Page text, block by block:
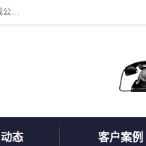
周口中为交通设施工程有限公司是一家洛阳道路划线公司、郑州道路划线公司、平顶山道路车位划线公司、开封车位划线公司、许昌道路车位划线公司、漯河道路车位划线公司，公司始终坚持“诚信、匠心、专注”的宗旨；我们的经营理念是：的服务。
态 客户案例